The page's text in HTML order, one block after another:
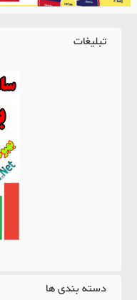
تبلیغات
دسته بندی ها